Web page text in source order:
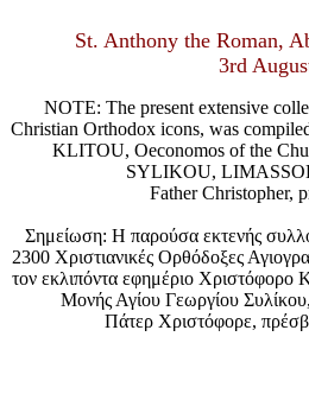
St. Anthony the Roman,
3rd
NOTE: The present extensive
Christian Orthodox icons, was
KLITOU, Oeconomos of the
SYLIKOU,
Father Christopher,
Σημείωση: Η παρούσα εκτενής
2300 Χριστιανικές Ορθόδοξες
τον εκλιπόντα εφημέριο Χριστόφορο
Μονής Αγίου Γεωργίου
Πάτερ Χριστόφορε,